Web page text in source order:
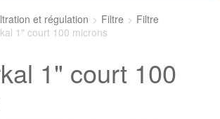
et régulation > Filtre > Filtre
1" court 100 microns
1" court 100